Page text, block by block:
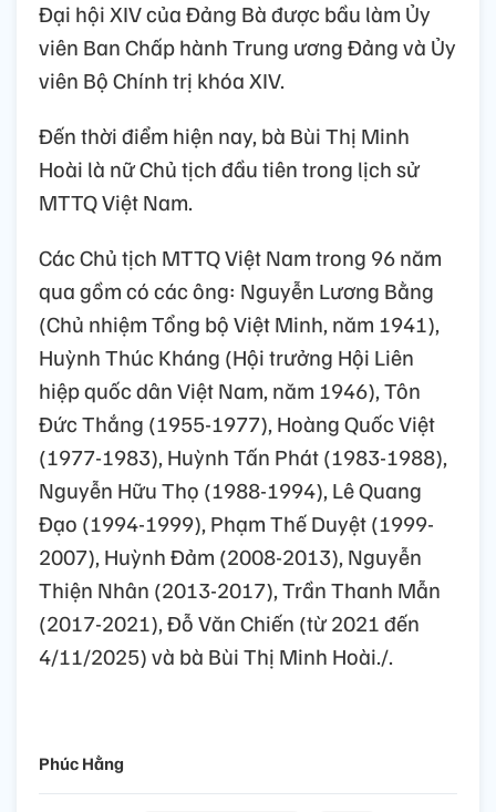
Đại hội XIV của Đảng Bà được bầu làm Ủy
viên Ban Chấp hành Trung ương Đảng và Ủy
viên Bộ Chính trị khóa XIV.
Đến thời điểm hiện nay, bà Bùi Thị Minh
Hoài là nữ Chủ tịch đầu tiên trong lịch sử
MTTQ Việt Nam.
Các Chủ tịch MTTQ Việt Nam trong 96 năm
qua gồm có các ông: Nguyễn Lương Bằng
(Chủ nhiệm Tổng bộ Việt Minh, năm 1941),
Huỳnh Thúc Kháng (Hội trưởng Hội Liên
hiệp quốc dân Việt Nam, năm 1946), Tôn
Đức Thắng (1955-1977), Hoàng Quốc Việt
(1977-1983), Huỳnh Tấn Phát (1983-1988),
Nguyễn Hữu Thọ (1988-1994), Lê Quang
Đạo (1994-1999), Phạm Thế Duyệt (1999-
2007), Huỳnh Đảm (2008-2013), Nguyễn
Thiện Nhân (2013-2017), Trần Thanh Mẫn
(2017-2021), Đỗ Văn Chiến (từ 2021 đến
4/11/2025) và bà Bùi Thị Minh Hoài./.
Phúc Hằng